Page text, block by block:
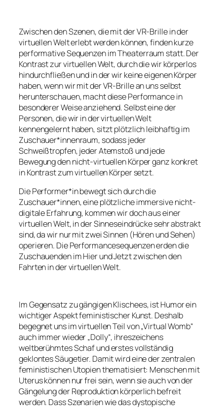
Zwischen den Szenen, die mit der VR-Brille in der
virtuellen Welt erlebt werden können, finden kurze
performative Sequenzen im Theaterraum statt. Der
Kontrast zur virtuellen Welt, durch die wir körperlos
hindurchfließen und in der wir keine eigenen Körper
haben, wenn wir mit der VR-Brille an uns selbst
herunterschauen, macht diese Performance in
besonderer Weise anziehend. Selbst eine der
Personen, die wir in der virtuellen Welt
kennengelernt haben, sitzt plötzlich leibhaftig im
Zuschauer*innenraum, sodass jeder
Schweißtropfen, jeder Atemstoß und jede
Bewegung den nicht-virtuellen Körper ganz konkret
in Kontrast zum virtuellen Körper setzt.
Die Performer*in bewegt sich durch die
Zuschauer*innen, eine plötzliche immersive nicht-
digitale Erfahrung, kommen wir doch aus einer
virtuellen Welt, in der Sinneseindrücke sehr abstrakt
sind, da wir nur mit zwei Sinnen (Hören und Sehen)
operieren. Die Performancesequenzen erden die
Zuschauenden im Hier und Jetzt zwischen den
Fahrten in der virtuellen Welt.
Im Gegensatz zu gängigen Klischees, ist Humor ein
wichtiger Aspekt feministischer Kunst. Deshalb
begegnet uns im virtuellen Teil von „Virtual Womb“
auch immer wieder „Dolly“, ihreszeichens
weltberühmtes Schaf und erstes vollständig
geklontes Säugetier. Damit wird eine der zentralen
feministischen Utopien thematisiert: Menschen mit
Uterus können nur frei sein, wenn sie auch von der
Gängelung der Reproduktion körperlich befreit
werden. Dass Szenarien wie das dystopische